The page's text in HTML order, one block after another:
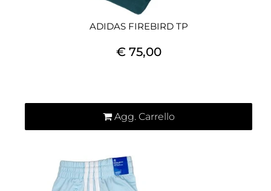
ADIDAS FIREBIRD TP
€ 75,00
Agg. Carrello